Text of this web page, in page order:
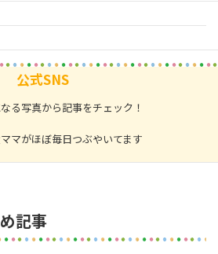
公式SNS
る写真から記事をチェック！
マがほぼ毎日つぶやいてます
記事